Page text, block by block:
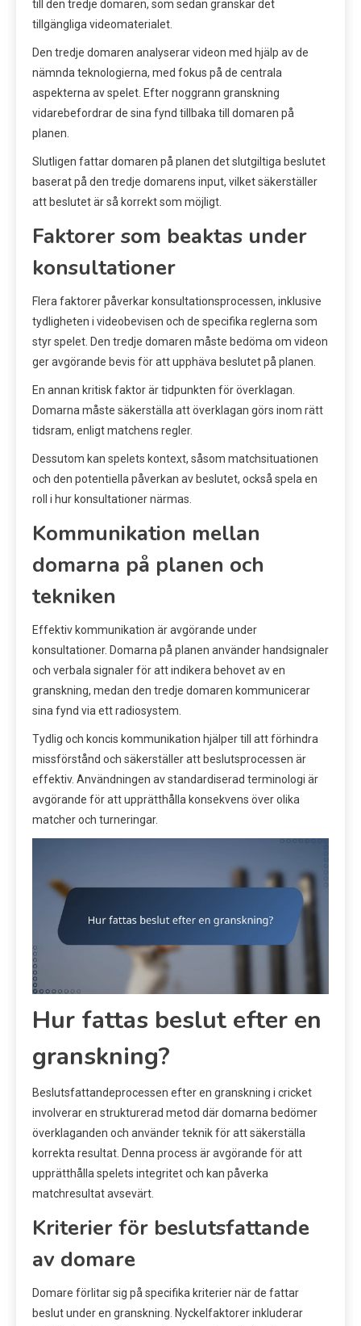
till den tredje domaren, som sedan granskar det
tillgängliga videomaterialet.
Den tredje domaren analyserar videon med hjälp av de
nämnda teknologierna, med fokus på de centrala
aspekterna av spelet. Efter noggrann granskning
vidarebefordrar de sina fynd tillbaka till domaren på
planen.
Slutligen fattar domaren på planen det slutgiltiga beslutet
baserat på den tredje domarens input, vilket säkerställer
att beslutet är så korrekt som möjligt.
Faktorer som beaktas under
konsultationer
Flera faktorer påverkar konsultationsprocessen, inklusive
tydligheten i videobevisen och de specifika reglerna som
styr spelet. Den tredje domaren måste bedöma om videon
ger avgörande bevis för att upphäva beslutet på planen.
En annan kritisk faktor är tidpunkten för överklagan.
Domarna måste säkerställa att överklagan görs inom rätt
tidsram, enligt matchens regler.
Dessutom kan spelets kontext, såsom matchsituationen
och den potentiella påverkan av beslutet, också spela en
roll i hur konsultationer närmas.
Kommunikation mellan
domarna på planen och
tekniken
Effektiv kommunikation är avgörande under
konsultationer. Domarna på planen använder handsignaler
och verbala signaler för att indikera behovet av en
granskning, medan den tredje domaren kommunicerar
sina fynd via ett radiosystem.
Tydlig och koncis kommunikation hjälper till att förhindra
missförstånd och säkerställer att beslutsprocessen är
effektiv. Användningen av standardiserad terminologi är
avgörande för att upprätthålla konsekvens över olika
matcher och turneringar.
Hur fattas beslut efter en
granskning?
Beslutsfattandeprocessen efter en granskning i cricket
involverar en strukturerad metod där domarna bedömer
överklaganden och använder teknik för att säkerställa
korrekta resultat. Denna process är avgörande för att
upprätthålla spelets integritet och kan påverka
matchresultat avsevärt.
Kriterier för beslutsfattande
av domare
Domare förlitar sig på specifika kriterier när de fattar
beslut under en granskning. Nyckelfaktorer inkluderar